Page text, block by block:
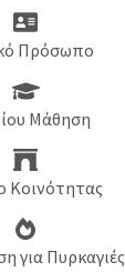
Πρόσωπο
Μάθηση
Κοινότητας
για Πυρκαγιές